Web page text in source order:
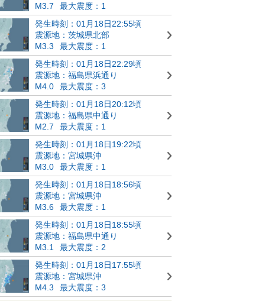
M3.7
最大震度：1
発生時刻：01月18日22:55頃
震源地：茨城県北部
M3.3
最大震度：1
発生時刻：01月18日22:29頃
震源地：福島県浜通り
M4.0
最大震度：3
発生時刻：01月18日20:12頃
震源地：福島県中通り
M2.7
最大震度：1
発生時刻：01月18日19:22頃
震源地：宮城県沖
M3.0
最大震度：1
発生時刻：01月18日18:56頃
震源地：宮城県沖
M3.6
最大震度：1
発生時刻：01月18日18:55頃
震源地：福島県中通り
M3.1
最大震度：2
発生時刻：01月18日17:55頃
震源地：宮城県沖
M4.3
最大震度：3